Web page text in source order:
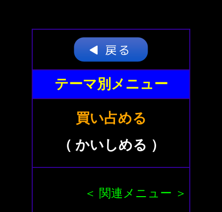
テーマ別メニュー
買い占める
（ かいしめる ）
＜ 関連メニュー ＞